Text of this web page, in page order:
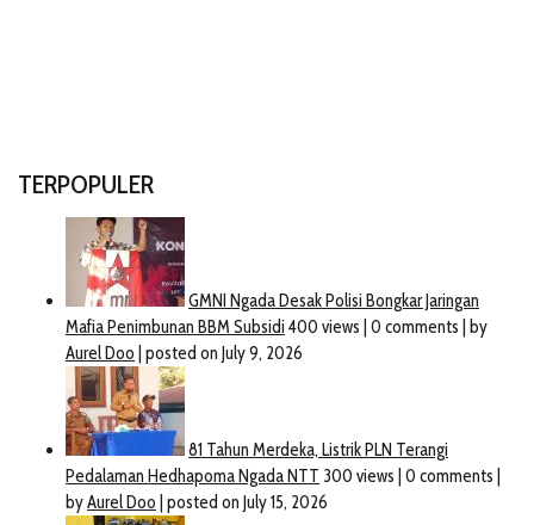
TERPOPULER